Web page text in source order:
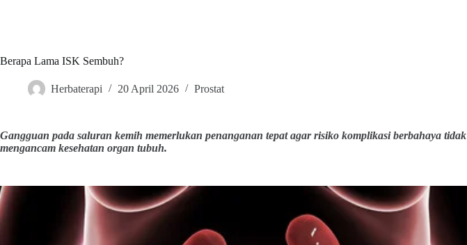
Berapa Lama ISK Sembuh?
Herbaterapi 20 April 2026 Prostat
Gangguan pada saluran kemih memerlukan penanganan tepat agar risiko komplikasi berbahaya tidak
mengancam kesehatan organ tubuh.